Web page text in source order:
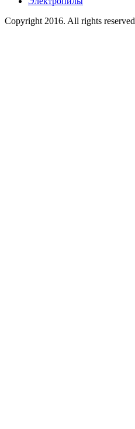
Copyright 2016. All rights reserved